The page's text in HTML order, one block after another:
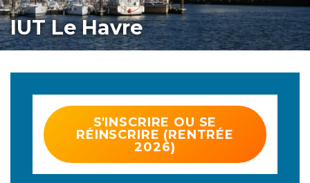
IUT Le Havre
S'INSCRIRE OU SE
RÉINSCRIRE (RENTRÉE
2026)